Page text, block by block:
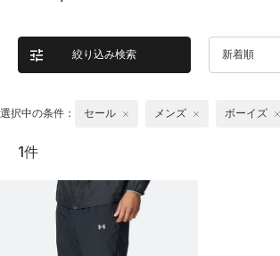
絞り込み検索 新着順
選択中の条件： セール メンズ ボーイズ
1件